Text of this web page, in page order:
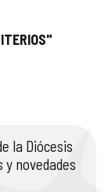
la Diócesis
y novedades